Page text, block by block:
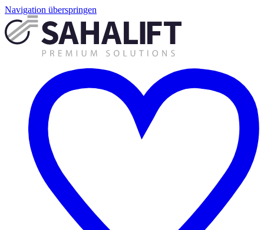
Navigation überspringen